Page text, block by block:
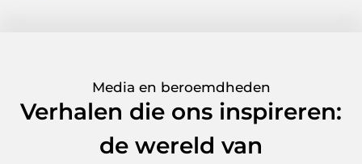
Media en beroemdheden
Verhalen die ons inspireren:
de wereld van